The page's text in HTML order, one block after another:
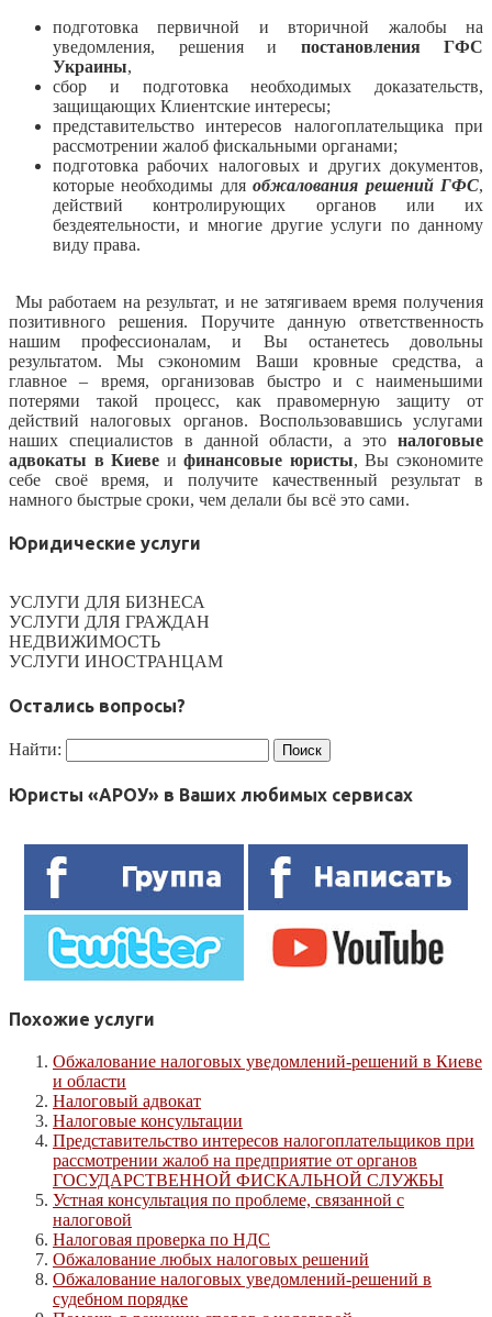
подготовка первичной и вторичной жалобы на
уведомления, решения и постановления ГФС
Украины,
сбор и подготовка необходимых доказательств,
защищающих Клиентские интересы;
представительство интересов налогоплательщика при
рассмотрении жалоб фискальными органами;
подготовка рабочих налоговых и других документов,
которые необходимы дляобжалования решений ГФС,
действий контролирующих органов или их
бездеятельности, и многие другие услуги по данному
виду права.
Мы работаем на результат, и не затягиваем время получения
позитивного решения. Поручите данную ответственность
нашим профессионалам, и Вы останетесь довольны
результатом.
Мы сэкономим Ваши кровные средства, а
главное – время, организовав быстро и с наименьшими
потерями такой процесс, как правомерную защиту от
действий налоговых органов. Воспользовавшись услугами
наших специалистов в данной области, а это налоговые
адвокаты в Киеве ифинансовые юристы, Вы сэкономите
себе своё время, и получите качественный результат в
намного быстрые сроки, чем делали бы всё это сами.
Юридические услуги
УСЛУГИ ДЛЯ БИЗНЕСА
УСЛУГИ ДЛЯ ГРАЖДАН
НЕДВИЖИМОСТЬ
УСЛУГИ ИНОСТРАНЦАМ
Остались вопросы?
Найти:
Юристы «АРОУ» в Ваших любимых сервисах
Похожие услуги
Обжалование налоговых уведомлений-решений в Киеве
и области
Налоговый адвокат
Налоговые консультации
Представительство интересов налогоплательщиков при
рассмотрении жалоб на предприятие от органов
ГОСУДАРСТВЕННОЙ ФИСКАЛЬНОЙ СЛУЖБЫ
Устная консультация по проблеме, связанной с
налоговой
Налоговая проверка по НДС
Обжалование любых налоговых решений
Обжалование налоговых уведомлений-решений в
судебном порядке